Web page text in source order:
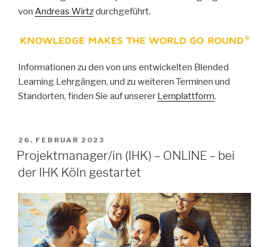
von Andreas Wirtzdurchgeführt.
Informationen zu den von uns entwickelten Blended
Learning Lehrgängen, und zu weiteren Terminen und
Standorten, finden Sie auf unserer Lernplattform.
VERÖFFENTLICHT
AM
26. FEBRUAR 2023
Projektmanager/in (IHK) – ONLINE – bei
der IHK Köln gestartet